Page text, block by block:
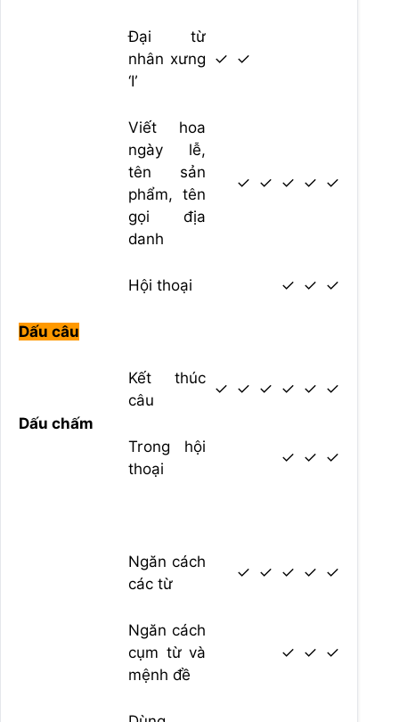
Đại từ
nhân xưng
‘I’
✓ ✓
Viết hoa
ngày lễ,
tên sản
phẩm, tên
gọi địa
danh
✓ ✓ ✓ ✓ ✓
Hội thoại ✓ ✓ ✓
Dấu câu
Dấu chấm
Kết thúc
câu
✓ ✓ ✓ ✓ ✓ ✓
Trong hội
thoại
✓ ✓ ✓
Ngăn cách
các từ
✓ ✓ ✓ ✓ ✓
Ngăn cách
cụm từ và
mệnh đề
✓ ✓ ✓